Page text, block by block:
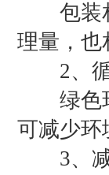
包装相
理量，也
2、循
绿色环
可减少环
3、减